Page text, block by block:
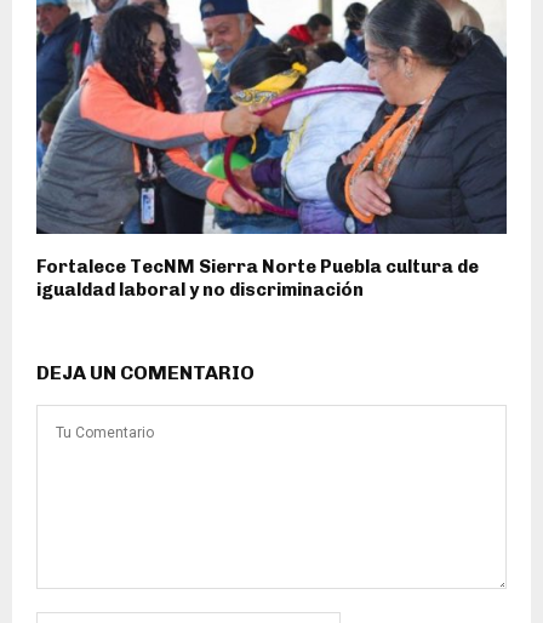
Fortalece TecNM Sierra Norte Puebla cultura de
igualdad laboral y no discriminación
DEJA UN COMENTARIO